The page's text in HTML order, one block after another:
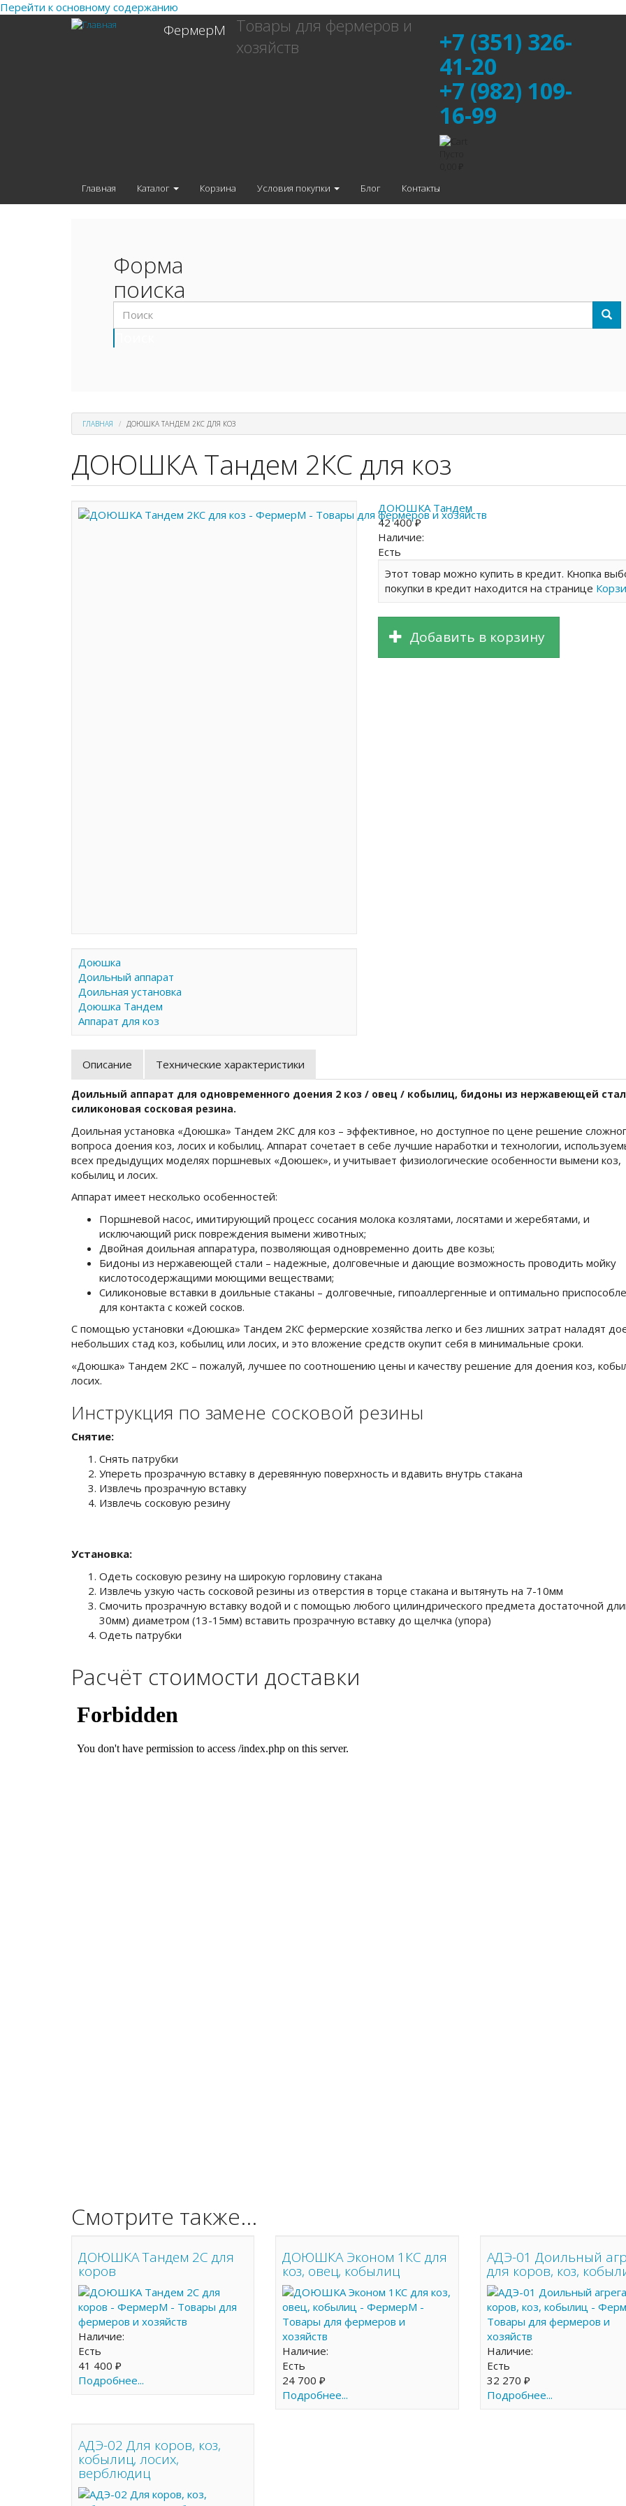
Перейти к основному содержанию
ФермерМ
Товары для фермеров и
хозяйств
+7 (351) 326-
41-20
+7 (982) 109-
16-99
Главная
Каталог Корзина Условия покупки Блог Контакты
Форма
поиска
ГЛАВНАЯ ДОЮШКА ТАНДЕМ 2КС ДЛЯ КОЗ
ДОЮШКА Тандем 2КС для коз
Доюшка
Доильный аппарат
Доильная установка
Доюшка Тандем
Аппарат для коз
ДОЮШКА Тандем
42 400 ₽
Наличие:
Есть
Этот товар можно купить в кредит. Кнопка
покупки в кредит находится на странице
Добавить в корзину
Описание Технические характеристики
Доильный аппарат для одновременного доения 2 коз / овец / кобылиц, бидоны из нержавеющей
силиконовая сосковая резина.
Доильная установка «Доюшка» Тандем 2КС для коз – эффективное, но доступное по цене решение
вопроса доения коз, лосих и кобылиц. Аппарат сочетает в себе лучшие наработки и технологии,
всех предыдущих моделях поршневых «Доюшек», и учитывает физиологические особенности вымени коз,
кобылиц и лосих.
Аппарат имеет несколько особенностей:
Поршневой насос, имитирующий процесс сосания молока козлятами, лосятами и жеребятами, и
исключающий риск повреждения вымени животных;
Двойная доильная аппаратура, позволяющая одновременно доить две козы;
Бидоны из нержавеющей стали – надежные, долговечные и дающие возможность проводить мойку
кислотосодержащими моющими веществами;
Силиконовые вставки в доильные стаканы – долговечные, гипоаллергенные и оптимально
для контакта с кожей сосков.
С помощью установки «Доюшка» Тандем 2КС фермерские хозяйства легко и без лишних затрат наладят
небольших стад коз, кобылиц или лосих, и это вложение средств окупит себя в минимальные сроки.
«Доюшка» Тандем 2КС – пожалуй, лучшее по соотношению цены и качеству решение для доения коз,
лосих.
Инструкция по замене сосковой резины
Снятие:
Снять патрубки
Упереть прозрачную вставку в деревянную поверхность и вдавить внутрь стакана
Извлечь прозрачную вставку
Извлечь сосковую резину
Установка:
Одеть сосковую резину на широкую горловину стакана
Извлечь узкую часть сосковой резины из отверстия в торце стакана и вытянуть на 7-10мм
Смочить прозрачную вставку водой и с помощью любого цилиндрического предмета достаточной
30мм) диаметром (13-15мм) вставить прозрачную вставку до щелчка (упора)
Одеть патрубки
Расчёт стоимости доставки
Смотрите также...
ДОЮШКА Тандем 2С для
коров
Наличие:
Есть
41 400 ₽
Подробнее...
ДОЮШКА Эконом 1КС для
коз, овец, кобылиц
Наличие:
Есть
24 700 ₽
Подробнее...
АДЭ-01 Доильный
для коров, коз,
Наличие:
Есть
32 270 ₽
Подробнее...
АДЭ-02 Для коров, коз,
кобылиц, лосих,
верблюдиц